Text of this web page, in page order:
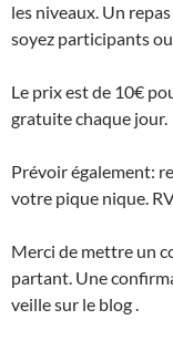
les niveaux. Un
soyez participants
Le prix est de 10€
gratuite chaque jour.
Prévoir également:
votre pique nique.
Merci de mettre un
partant. Une
veille sur le blog .